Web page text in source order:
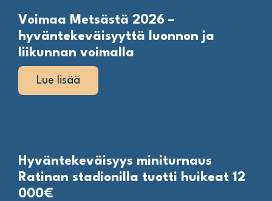
Voimaa Metsästä 2026 –
hyväntekeväisyyttä luonnon ja
liikunnan voimalla
Lue lisää
Hyväntekeväisyys miniturnaus
Ratinan stadionilla tuotti huikeat 12
000€